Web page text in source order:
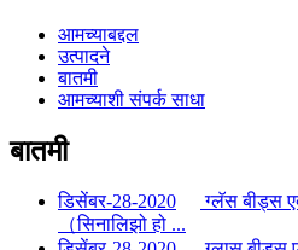
आमच्याबद्दल
उत्पादने
बातमी
आमच्याशी संपर्क साधा
बातमी
डिसेंबर-28-2020
ग्लॅस बीड्स
（सिनालिझो हो ...